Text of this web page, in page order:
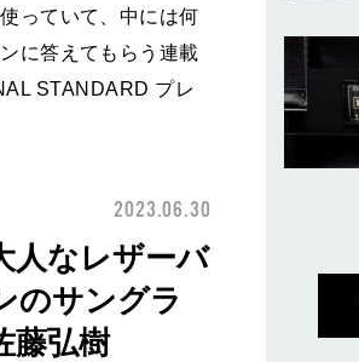
っていて、中には何
に答えてもらう連載
STANDARD プレ
2023.06.30
人なレザーバ
のサングラ
藤弘樹